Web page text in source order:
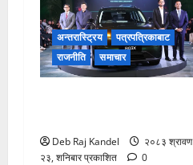
अन्तरास्ट्रिय
पत्रपत्रिकाबाट
राजनीति
समाचार
Deb Raj Kandel
२०८३ श्रावण
२३, शनिबार प्रकाशित
0